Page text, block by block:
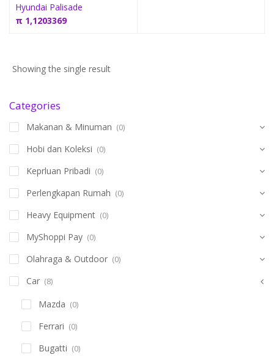
Hyundai Palisade
π 1,1203369
Showing the single result
Categories
Makanan & Minuman (0)
Hobi dan Koleksi (0)
Keprluan Pribadi (0)
Perlengkapan Rumah (0)
Heavy Equipment (0)
MyShoppi Pay (0)
Olahraga & Outdoor (0)
Car (8)
Mazda (0)
Ferrari (0)
Bugatti (0)